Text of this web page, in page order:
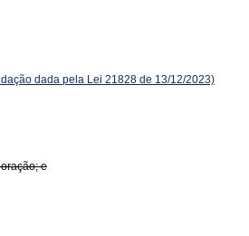
dada pela Lei 21828 de 13/12/2023)
e